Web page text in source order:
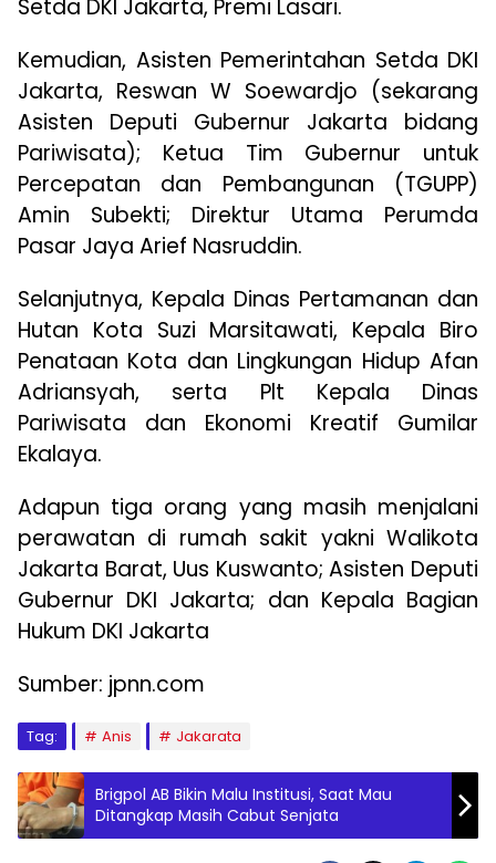
Setda DKI Jakarta, Premi Lasari.
Kemudian, Asisten Pemerintahan Setda DKI
Jakarta, Reswan W Soewardjo (sekarang
Asisten Deputi Gubernur Jakarta bidang
Pariwisata); Ketua Tim Gubernur untuk
Percepatan dan Pembangunan (TGUPP)
Amin Subekti; Direktur Utama Perumda
Pasar Jaya Arief Nasruddin.
Selanjutnya, Kepala Dinas Pertamanan dan
Hutan Kota Suzi Marsitawati, Kepala Biro
Penataan Kota dan Lingkungan Hidup Afan
Adriansyah, serta Plt Kepala Dinas
Pariwisata dan Ekonomi Kreatif Gumilar
Ekalaya.
Adapun tiga orang yang masih menjalani
perawatan di rumah sakit yakni Walikota
Jakarta Barat, Uus Kuswanto; Asisten Deputi
Gubernur DKI Jakarta; dan Kepala Bagian
Hukum DKI Jakarta
Sumber: jpnn.com
Tag: Anis Jakarata
Brigpol AB Bikin Malu Institusi, Saat Mau
Ditangkap Masih Cabut Senjata